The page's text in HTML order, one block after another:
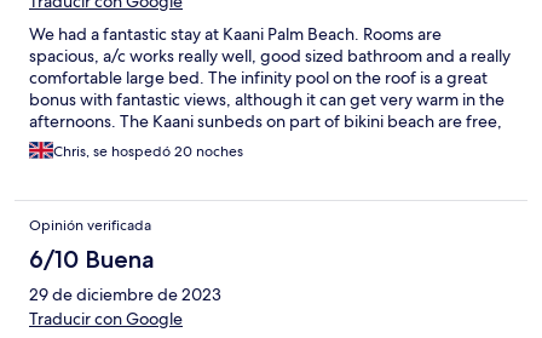
We had a fantastic stay at Kaani Palm Beach. Rooms are
spacious, a/c works really well, good sized bathroom and a really
comfortable large bed. The infinity pool on the roof is a great
bonus with fantastic views, although it can get very warm in the
afternoons. The Kaani sunbeds on part of bikini beach are free,
and have an umbrella. The main attribute for the hotel however,
is the staff. We met so many lovely members of staff, that I can't
the managers who helped us when we had a problem with the
room. In the restaurant, Anisur, Try, Farouk, MD Alom and
Omelette man Rana (apologies for any spelling mistakes) were
all absolute stars, I would like to mention more, but my memory
lets me down. Would definitely love to come back to this hotel
💯
Chris, se hospedó 20 noches
Opinión verificada
6/10 Buena
29 de diciembre de 2023
Traducir con Google